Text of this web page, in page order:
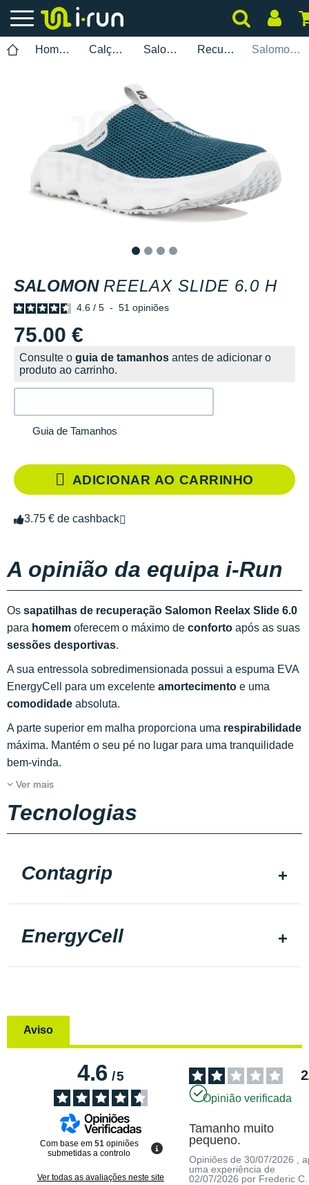
Homem Calçados Salomon Recuperação Salomon Reelax Slide 6.0 H
SALOMON REELAX SLIDE 6.0 H
4.6 / 5 - 51 opiniões
75.00 €
Consulte o guia de tamanhos antes de adicionar o
produto ao carrinho.
Guia de Tamanhos
ADICIONAR AO CARRINHO
3.75 € de cashback
A opinião da equipa i-Run
Os sapatilhas de recuperação Salomon Reelax Slide 6.0
para homem oferecem o máximo de conforto após as suas
sessões desportivas.
A sua entressola sobredimensionada possui a espuma EVA
EnergyCell para um excelente amortecimento e uma
comodidade absoluta.
A parte superior em malha proporciona uma respirabilidade
máxima. Mantém o seu pé no lugar para uma tranquilidade
bem-vinda.
Ver mais
Tecnologias
Contagrip
EnergyCell
Aviso
4.6/5
Com base em 51 opiniões
submetidas a controlo
Ver todas as avaliações neste site
2
Opinião verificada
Tamanho muito
pequeno.
Opiniões de30/07/2026
,
uma experiência de
02/07/2026 por Frederic C.